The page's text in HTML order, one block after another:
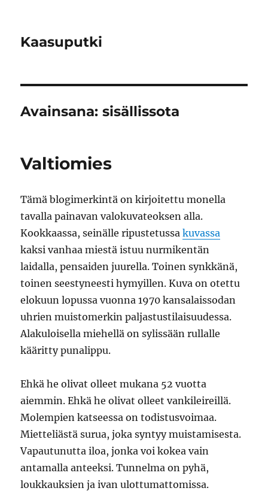
Kaasuputki
Avainsana:sisällissota
Valtiomies
Tämä blogimerkintä on kirjoitettu monella
tavalla painavan valokuvateoksen alla.
Kookkaassa, seinälle ripustetussakuvassa
kaksi vanhaa miestä istuu nurmikentän
laidalla, pensaiden juurella. Toinen synkkänä,
toinen seestyneesti hymyillen. Kuva on otettu
elokuun lopussa vuonna 1970 kansalaissodan
uhrien muistomerkin paljastustilaisuudessa.
Alakuloisella miehellä on sylissään rullalle
kääritty punalippu.
Ehkä he olivat olleet mukana 52 vuotta
aiemmin. Ehkä he olivat olleet vankileireillä.
Molempien katseessa on todistusvoimaa.
Mietteliästä surua, joka syntyy muistamisesta.
Vapautunutta iloa, jonka voi kokea vain
antamalla anteeksi. Tunnelma on pyhä,
loukkauksien ja ivan ulottumattomissa.